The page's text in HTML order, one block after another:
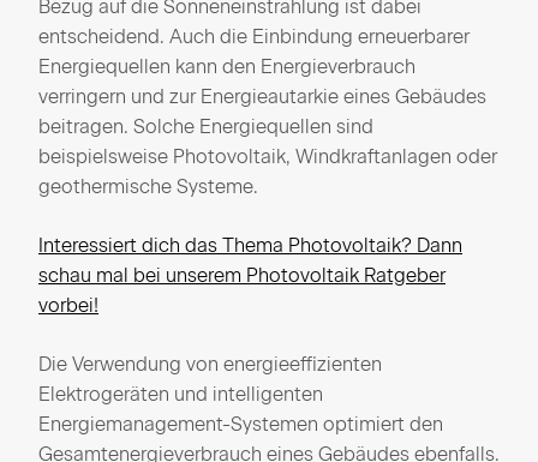
Bezug auf die Sonneneinstrahlung ist dabei
entscheidend. Auch die Einbindung erneuerbarer
Energiequellen kann den Energieverbrauch
verringern und zur Energieautarkie eines Gebäudes
beitragen. Solche Energiequellen sind
beispielsweise Photovoltaik, Windkraftanlagen oder
geothermische Systeme.
Interessiert dich das Thema Photovoltaik? Dann
schau mal bei unserem Photovoltaik Ratgeber
vorbei!
Die Verwendung von energieeffizienten
Elektrogeräten und intelligenten
Energiemanagement-Systemen optimiert den
Gesamtenergieverbrauch eines Gebäudes ebenfalls.